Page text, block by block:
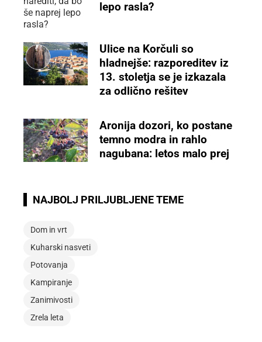
lepo rasla?
Ulice na Korčuli so
hladnejše: razporeditev iz
13. stoletja se je izkazala
za odlično rešitev
Aronija dozori, ko postane
temno modra in rahlo
nagubana: letos malo prej
NAJBOLJ PRILJUBLJENE TEME
Dom in vrt
Kuharski nasveti
Potovanja
Kampiranje
Zanimivosti
Zrela leta